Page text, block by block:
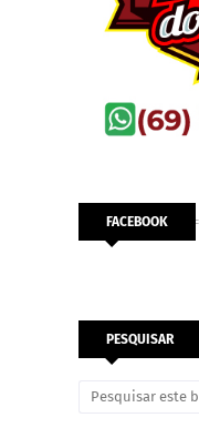
FACEBOOK
PESQUISAR